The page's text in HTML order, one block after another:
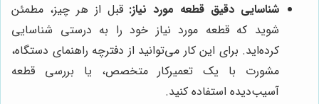
شناسایی دقیق قطعه مورد نیاز: قبل از هر چیز، مطمئن
شوید که قطعه مورد نیاز خود را به درستی شناسایی
کرده‌اید. برای این کار می‌توانید از دفترچه راهنمای دستگاه،
مشورت با یک تعمیرکار متخصص، یا بررسی قطعه
آسیب‌دیده استفاده کنید.